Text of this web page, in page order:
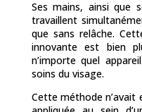
Ses mains, ainsi que
travaillent
que sans relâche.
innovante est bien
n’importe quel
soins du visage.
Cette méthode